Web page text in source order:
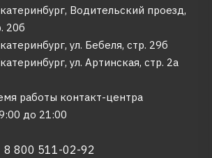
Водительский проезд,
20б
ул. Бебеля, стр. 29б
ул. Артинская, стр. 2а
работы контакт-центра
до 21:00
8 800 511-02-92